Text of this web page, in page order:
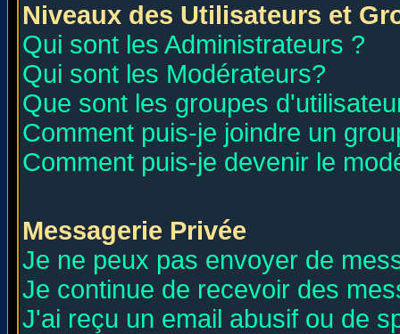
Niveaux des Utilisateurs et
Qui sont les Administrateurs ?
Qui sont les Modérateurs?
Que sont les groupes
Comment puis-je joindre un
Comment puis-je devenir le
Messagerie Privée
Je ne peux pas envoyer de
Je continue de recevoir des
J'ai reçu un email abusif ou de